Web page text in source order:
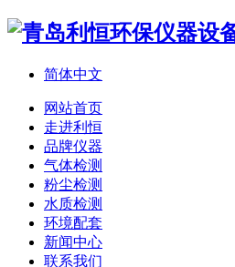
简体中文
网站首页
走进利恒
品牌仪器
气体检测
粉尘检测
水质检测
环境配套
新闻中心
联系我们